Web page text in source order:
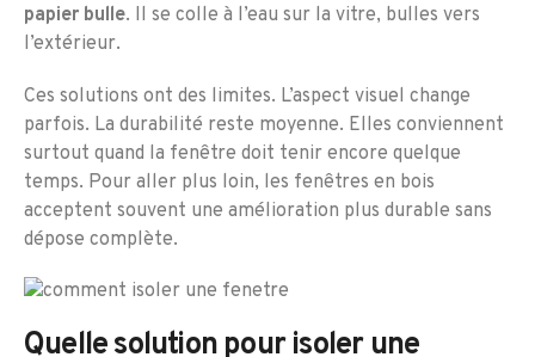
papier bulle. Il se colle à l’eau sur la vitre, bulles vers
l’extérieur.
Ces solutions ont des limites. L’aspect visuel change
parfois. La durabilité reste moyenne. Elles conviennent
surtout quand la fenêtre doit tenir encore quelque
temps. Pour aller plus loin, les fenêtres en bois
acceptent souvent une amélioration plus durable sans
dépose complète.
Quelle solution pour isoler une